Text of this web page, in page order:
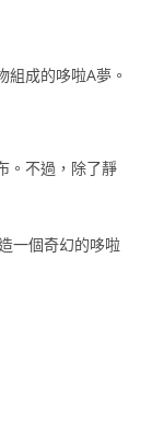
成的哆啦A夢。
。不過，除了靜
一個奇幻的哆啦